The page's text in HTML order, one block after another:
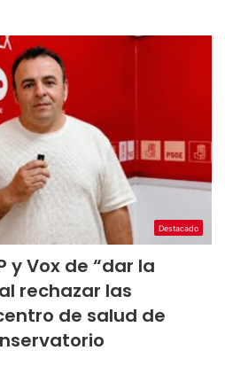
Destacado
y Vox de “dar la
rechazar las
de salud de